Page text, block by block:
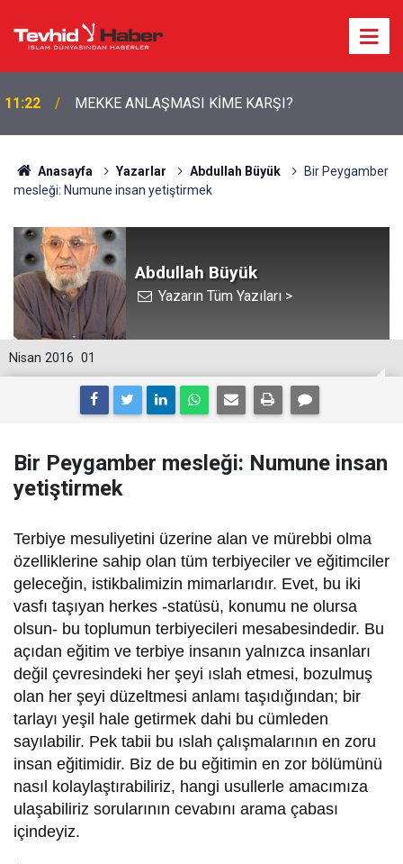
10:57
HÜRMÜZ PAZARLIĞINDA İŞGALCİ ABD’NİN
ŞARTLARI ORTAYA ÇIKTI
Anasayfa Yazarlar Abdullah Büyük
Bir Peygamber
mesleği: Numune insan yetiştirmek
Abdullah Büyük
Yazarın Tüm Yazıları >
01
Nisan 2016
Bir Peygamber mesleği: Numune insan
yetiştirmek
Terbiye mesuliyetini üzerine alan ve mürebbi olma
özelliklerine sahip olan tüm terbiyeciler ve eğitimciler
geleceğin, istikbalimizin mimarlarıdır. Evet, bu iki
vasfı taşıyan herkes -statüsü, konumu ne olursa
olsun- bu toplumun terbiyecileri mesabesindedir. Bu
açıdan eğitim ve terbiye insanın yalnızca insanları
değil çevresindeki her şeyi ıslah etmesi, bozulmuş
olan her şeyi düzeltmesi anlamı taşıdığından; bir
tarlayı yeşil hale getirmek dahi bu cümleden
sayılabilir. Pek tabii bu ıslah çalışmalarının en zoru
insan eğitimidir. Biz de bu eğitimin en zor bölümünü
nasıl kolaylaştırabiliriz, hangi usullerle amacımıza
ulaşabiliriz sorularının cevabını arama çabası
içindeyiz.